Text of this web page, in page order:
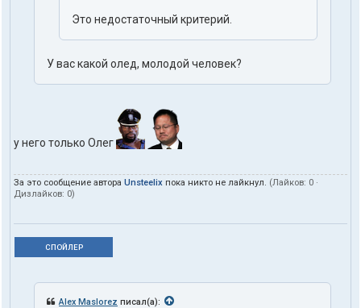
Это недостаточный критерий.
У вас какой олед, молодой человек?
у него только Олег
За это сообщение автора Unsteelix пока никто не лайкнул. (Лайков: 0 ·
Дизлайков: 0)
СПОЙЛЕР
Alex Maslorez писал(а):